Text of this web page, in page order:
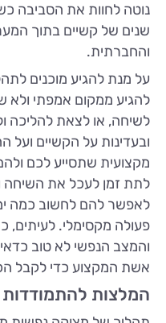
נוטה לחוות את הסביבה
שנים של קשיים בתוך
והחברתית.
על מנת להגיע מוכנים
להגיע ממקום אמפתי ולא
לשיחה, או לצאת להליכה
ובעדינות על הקשיים ועל
מקצועית שתסייע לכם
לתת זמן לעכל את השיחה
לאפשר להם לחשוב כמה
פעולה מקסימלי.
והמצב הנפשי לא טוב
אשת המקצוע כדי לקבל
המלצות